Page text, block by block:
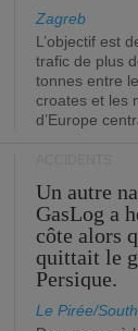
Zagreb
L’objectif est
trafic de plus
tonnes entre
croates et les
d’Europe
Un autre
GasLog a
côte alors
quittait le
Persique.
Le Pirée/